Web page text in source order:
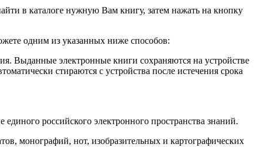
в каталоге нужную Вам книгу, затем нажать на кнопку
одним из указанных ниже способов:
Выданные электронные книги сохраняются на устройстве
стираются с устройства после истечения срока
российского электронного пространства знаний.
монографий, нот, изобразительных и картографических